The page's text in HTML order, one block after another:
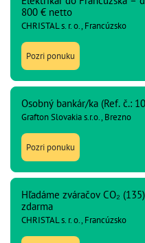
800 € netto
CHRISTAL s. r. o., Francúzsko
Pozri ponuku
Osobný bankár/ka (Ref. č.:
Grafton Slovakia s.r.o., Brezno
Pozri ponuku
Hľadáme zváračov CO₂
zdarma
CHRISTAL s. r. o., Francúzsko